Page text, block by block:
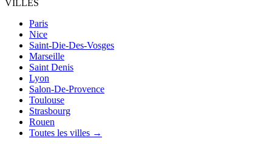
VILLES
Paris
Nice
Saint-Die-Des-Vosges
Marseille
Saint Denis
Lyon
Salon-De-Provence
Toulouse
Strasbourg
Rouen
Toutes les villes →